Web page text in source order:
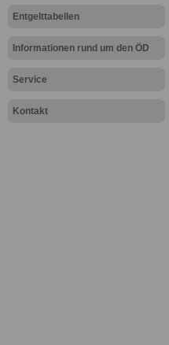
Entgelttabellen
Informationen rund um den ÖD
Service
Kontakt